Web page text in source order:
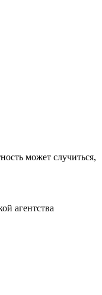
может случиться,
агентства